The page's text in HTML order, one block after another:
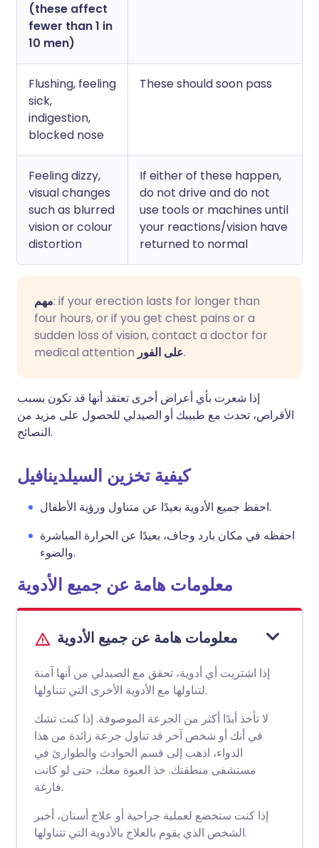
(these affect
fewer than 1 in
10 men)
Flushing, feeling
sick,
indigestion,
blocked nose
These should soon pass
Feeling dizzy,
visual changes
such as blurred
vision or colour
distortion
If either of these happen,
do not drive and do not
use tools or machines until
your reactions/vision have
returned to normal
مهم: if your erection lasts for longer than
four hours, or if you get chest pains or a
sudden loss of vision, contact a doctor for
medical attention على الفور.
إذا شعرت بأي أعراض أخرى تعتقد أنها قد تكون بسبب
الأقراص، تحدث مع طبيبك أو الصيدلي للحصول على مزيد من
النصائح.
كيفية تخزين السيلدينافيل
احفظ جميع الأدوية بعيدًا عن متناول ورؤية الأطفال.
احفظه في مكان بارد وجاف، بعيدًا عن الحرارة المباشرة
والضوء.
معلومات هامة عن جميع الأدوية
معلومات هامة عن جميع الأدوية
إذا اشتريت أي أدوية، تحقق مع الصيدلي من أنها آمنة
لتناولها مع الأدوية الأخرى التي تتناولها.
لا تأخذ أبدًا أكثر من الجرعة الموصوفة. إذا كنت تشك
في أنك أو شخص آخر قد تناول جرعة زائدة من هذا
الدواء، اذهب إلى قسم الحوادث والطوارئ في
مستشفى منطقتك. خذ العبوة معك، حتى لو كانت
فارغة.
إذا كنت ستخضع لعملية جراحية أو علاج أسنان، أخبر
الشخص الذي يقوم بالعلاج بالأدوية التي تتناولها.